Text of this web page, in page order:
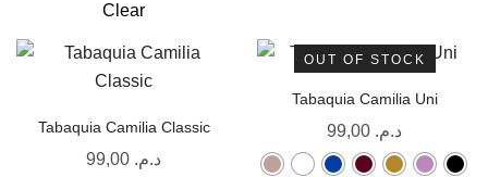
Clear
Tabaquia Camilia Classic
د.م.
OUT OF STOCK
Tabaquia Camilia Uni
د.م.